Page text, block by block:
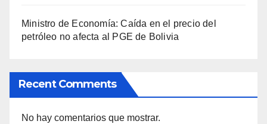
Ministro de Economía: Caída en el precio del
petróleo no afecta al PGE de Bolivia
Recent Comments
No hay comentarios que mostrar.